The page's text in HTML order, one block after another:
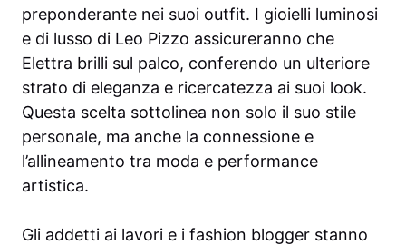
preponderante nei suoi outfit. I gioielli luminosi
e di lusso di Leo Pizzo assicureranno che
Elettra brilli sul palco, conferendo un ulteriore
strato di eleganza e ricercatezza ai suoi look.
Questa scelta sottolinea non solo il suo stile
personale, ma anche la connessione e
l’allineamento tra moda e performance
artistica.
Gli addetti ai lavori e i fashion blogger stanno